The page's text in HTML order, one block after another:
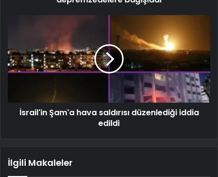
İsrail'in Şam'a hava saldırısı düzenlediği iddia
edildi
İlgili Makaleler